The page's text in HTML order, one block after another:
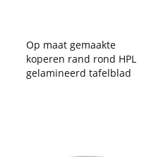
Op maat gemaakte
koperen rand rond HPL
gelamineerd tafelblad